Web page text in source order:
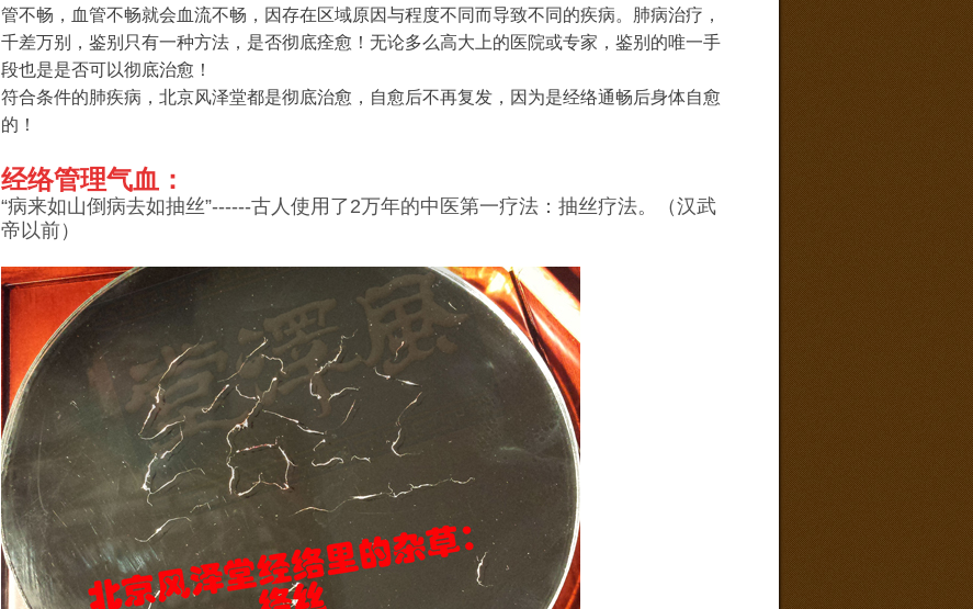
管不畅，血管不畅就会血流不畅，因存在区域原因与程度不同而导致不同的疾病。肺病治疗，
千差万别，鉴别只有一种方法，是否彻底痊愈！无论多么高大上的医院或专家，鉴别的唯一手
段也是是否可以彻底治愈！
符合条件的肺疾病，北京风泽堂都是彻底治愈，自愈后不再复发，因为是经络通畅后身体自愈
的！
经络管理气血：
“病来如山倒病去如抽丝”------古人使用了2万年的中医第一疗法：抽丝疗法。（汉武
帝以前）